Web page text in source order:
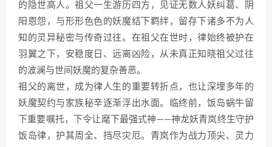
的隐世高人。祖父一生游历四方，见证无数人妖纠葛、阴
阳恩怨，与形形色色的妖魔结下羁绊，留存下诸多不为人
知的灵异秘密与传奇过往。在祖父在世时，律始终被护在
羽翼之下，安稳度日、远离凶险，从未真正知晓祖父过往
的波澜与世间妖魔的复杂善恶。
祖父的离世，成为律人生的重要转折点，也让深埋多年的
妖魔契约与家族秘辛逐渐浮出水面。临终前，饭岛蜗牛留
下重要嘱托，下令让麾下最强式神——神龙妖青岚终生守护
饭岛律，护其周全、挡尽灾厄。青岚作为战力顶尖、灵力